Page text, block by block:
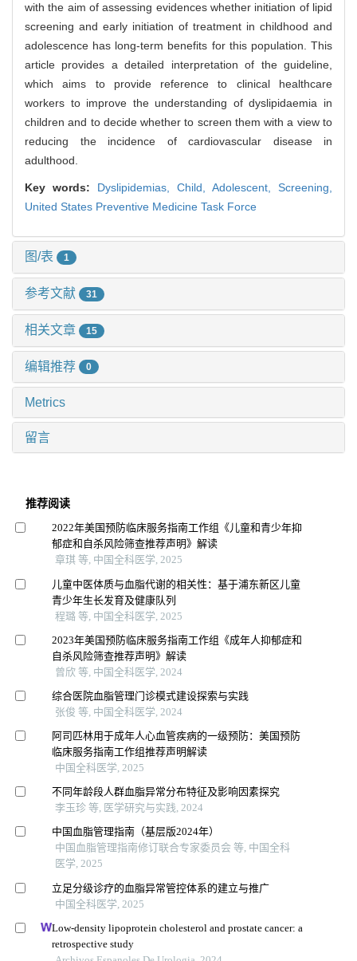
with the aim of assessing evidences whether initiation of lipid
screening and early initiation of treatment in childhood and
adolescence has long-term benefits for this population. This
article provides a detailed interpretation of the guideline,
which aims to provide reference to clinical healthcare
workers to improve the understanding of dyslipidaemia in
children and to decide whether to screen them with a view to
reducing the incidence of cardiovascular disease in
adulthood.
Key words: Dyslipidemias, Child, Adolescent, Screening,
United States Preventive Medicine Task Force
图/表 1
参考文献 31
相关文章 15
编辑推荐 0
Metrics
留言
推荐阅读
2022年美国预防临床服务指南工作组《儿童和青少年抑
郁症和自杀风险筛查推荐声明》解读
章琪 等, 中国全科医学, 2025
儿童中医体质与血脂代谢的相关性：基于浦东新区儿童
青少年生长发育及健康队列
程璐 等, 中国全科医学, 2025
2023年美国预防临床服务指南工作组《成年人抑郁症和
自杀风险筛查推荐声明》解读
曾欣 等, 中国全科医学, 2024
综合医院血脂管理门诊模式建设探索与实践
张俊 等, 中国全科医学, 2024
阿司匹林用于成年人心血管疾病的一级预防：美国预防
临床服务指南工作组推荐声明解读
中国全科医学, 2025
不同年龄段人群血脂异常分布特征及影响因素探究
李玉珍 等, 医学研究与实践, 2024
中国血脂管理指南（基层版2024年）
中国血脂管理指南修订联合专家委员会 等, 中国全科
医学, 2025
立足分级诊疗的血脂异常管控体系的建立与推广
中国全科医学, 2025
Low-density lipoprotein cholesterol and prostate cancer: a
retrospective study